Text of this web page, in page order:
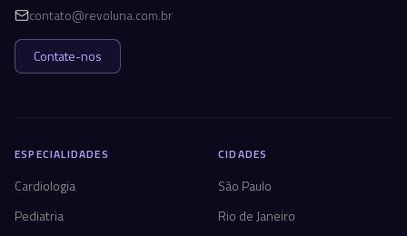
contato@revoluna.com.br
Contate-nos
ESPECIALIDADES
Cardiologia
Pediatria
CIDADES
São Paulo
Rio de Janeiro